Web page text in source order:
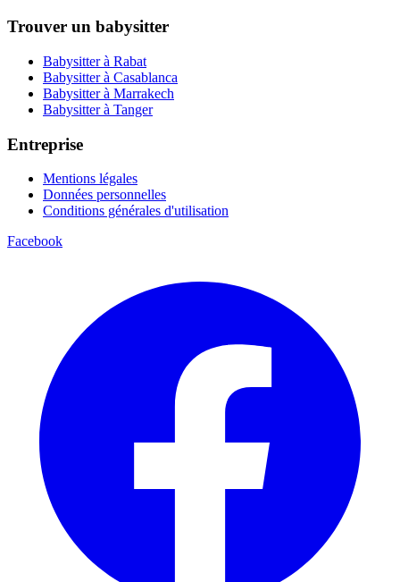
Trouver un babysitter
Babysitter à Rabat
Babysitter à Casablanca
Babysitter à Marrakech
Babysitter à Tanger
Entreprise
Mentions légales
Données personnelles
Conditions générales d'utilisation
Facebook